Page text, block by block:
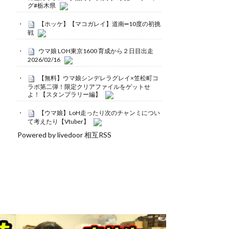
グ#栃木県
【ホッケ】【マコガレイ】道南➖10度の初挑
戦
ウマ娘 LOH東京1600 育成から２日目出走
2026/02/16
【無料】ウマ娘シンデレラグレイ×笠松町コ
ラボ第二弾！限定クリアファイルをゲットせ
よ！【スタンプラリー編】
【ウマ娘】LoH走ったり次のチャンミについ
て考えたり【Vtuber】
Powered by livedoor 相互RSS